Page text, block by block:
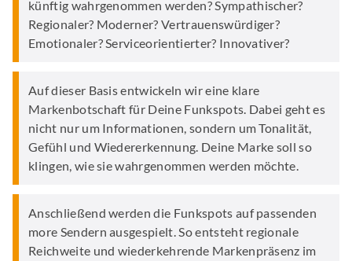
künftig wahrgenommen werden? Sympathischer?
Regionaler? Moderner? Vertrauenswürdiger?
Emotionaler? Serviceorientierter? Innovativer?
Auf dieser Basis entwickeln wir eine klare
Markenbotschaft für Deine Funkspots. Dabei geht es
nicht nur um Informationen, sondern um Tonalität,
Gefühl und Wiedererkennung. Deine Marke soll so
klingen, wie sie wahrgenommen werden möchte.
Anschließend werden die Funkspots auf passenden
more Sendern ausgespielt. So entsteht regionale
Reichweite und wiederkehrende Markenpräsenz im